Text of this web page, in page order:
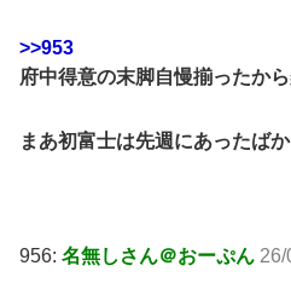
>>953
府中得意の末脚自慢揃ったか
まあ初富士は先週にあったば
956: 名無しさん＠おーぷん 26/